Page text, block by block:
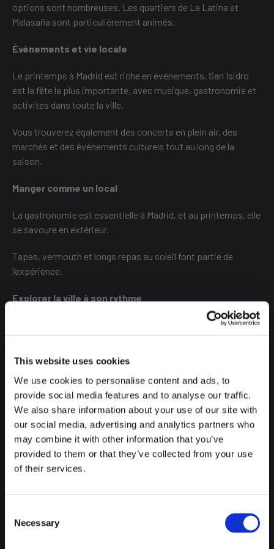
This website uses cookies
We use cookies to personalise content and ads, to
provide social media features and to analyse our traffic.
We also share information about your use of our site with
our social media, advertising and analytics partners who
may combine it with other information that you’ve
provided to them or that they’ve collected from your use
of their services.
Selection
Necessary
options sont nombreuses. Les quartiers de La Latina et
Malasaña sont particulièrement animés.
Événements et vie locale
Le printemps à Madrid est riche en événements. San Isidro
est la fête la plus importante, avec musique, gastronomie et
activités dans toute la ville.
Vous trouverez également des concerts en plein air, des
marchés et des événements culturels tout au long de la
saison.
Manger comme un local
La gastronomie est essentielle à Madrid, et au printemps, elle
se savoure en extérieur.
Tapas, vermouth et longs repas au soleil font partie de
l’expérience.
Explorer la ville à son rythme
Grâce au climat agréable, le printemps est idéal pour se
Découvrez ses quartiers, ses rues cachées et son mélange
d’histoire et de modernité.
Où loger à Madrid
À Latroupe Madrid, vous trouverez une ambiance sociale et
dynamique, avec des événements et des espaces pour
rencontrer d’autres voyageurs. C’est une base idéale pour